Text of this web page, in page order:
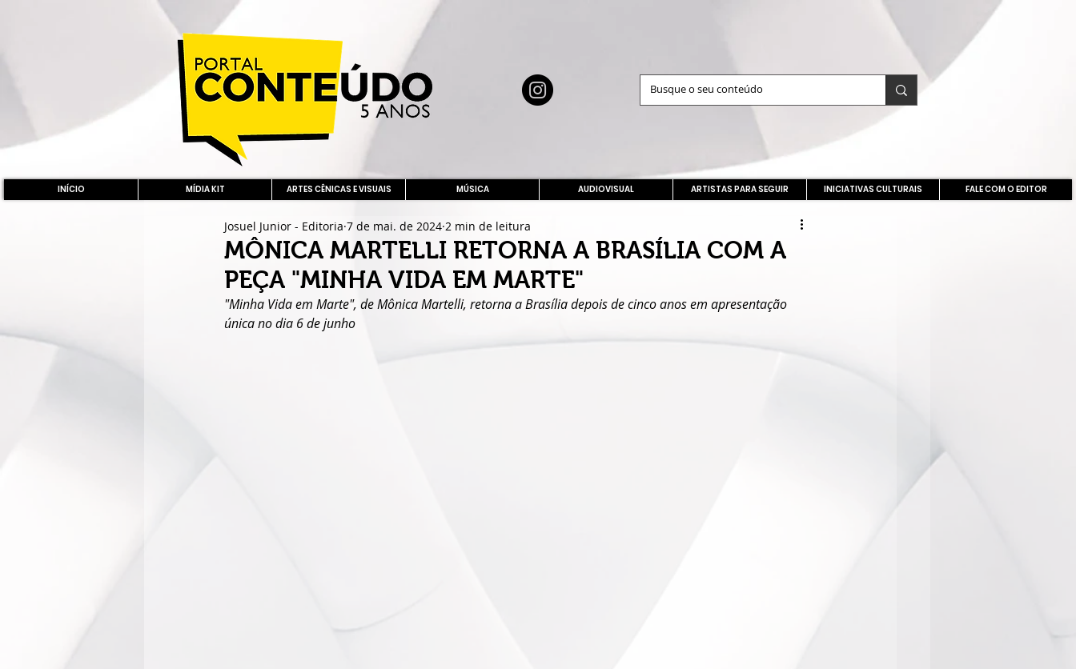
INÍCIO MÍDIA KIT ARTES CÊNICAS E VISUAIS MÚSICA AUDIOVISUAL ARTISTAS PARA SEGUIR INICIATIVAS CULTURAIS FALE COM O EDITOR
MÔNICA MARTELLI RETORNA A BRASÍLIA COM A
PEÇA "MINHA VIDA EM MARTE"
Josuel Junior - Editoria 7 de mai. de 2024 2 min de leitura
"Minha Vida em Marte", de Mônica Martelli, retorna a Brasília depois de cinco anos em apresentação
única no dia 6 de junho